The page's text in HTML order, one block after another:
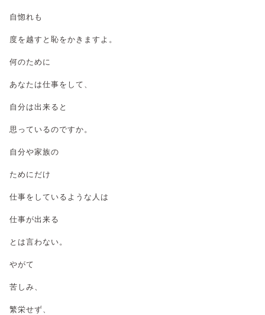
自惚れも
度を越すと恥をかきますよ。
何のために
あなたは仕事をして、
自分は出来ると
思っているのですか。
自分や家族の
ためにだけ
仕事をしているような人は
仕事が出来る
とは言わない。
やがて
苦しみ、
繁栄せず、